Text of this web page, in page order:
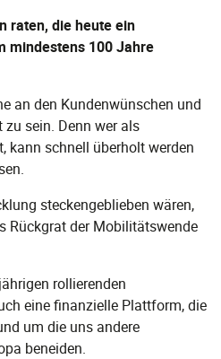
raten, die heute ein
mindestens 100 Jahre
an den Kundenwünschen und
sein. Denn wer als
kann schnell überholt werden
steckengeblieben wären,
Rückgrat der Mobilitätswende
rollierenden
eine finanzielle Plattform, die
um die uns andere
beneiden.